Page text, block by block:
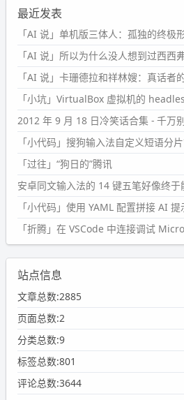
最近发表
「AI 说」单机版三体人：孤独的终极
「AI 说」所以为什么没人想到过西西
「AI 说」卡珊德拉和祥林嫂：真话者
「小坑」VirtualBox 虚拟机的
2012 年 9 月 18 日冷笑话合集 - 千万
「小代码」搜狗输入法自定义短语分
「过往」“狗日的”腾讯
安卓同文输入法的 14 键五笔好像终于
「小代码」使用 YAML 配置拼接 AI
「折腾」在 VSCode 中连接调试
站点信息
文章总数:2885
页面总数:2
分类总数:9
标签总数:801
评论总数:3644